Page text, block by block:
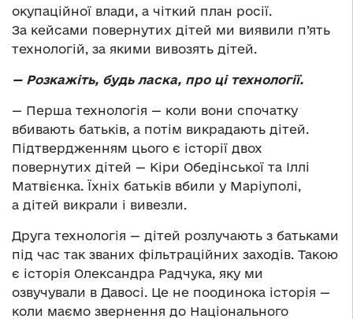
окупаційної влади, а чіткий план росії.
За кейсами повернутих дітей ми виявили п’ять
технологій, за якими вивозять дітей.
— Розкажіть, будь ласка, про ці технології.
— Перша технологія — коли вони спочатку
вбивають батьків, а потім викрадають дітей.
Підтвердженням цього є історії двох
повернутих дітей — Кіри Обедінської та Іллі
Матвієнка. Їхніх батьків вбили у Маріуполі,
а дітей викрали і вивезли.
Друга технологія — дітей розлучають з батьками
під час так званих фільтраційних заходів. Такою
є історія Олександра Радчука, яку ми
озвучували в Давосі. Це не поодинока історія —
коли маємо звернення до Національного